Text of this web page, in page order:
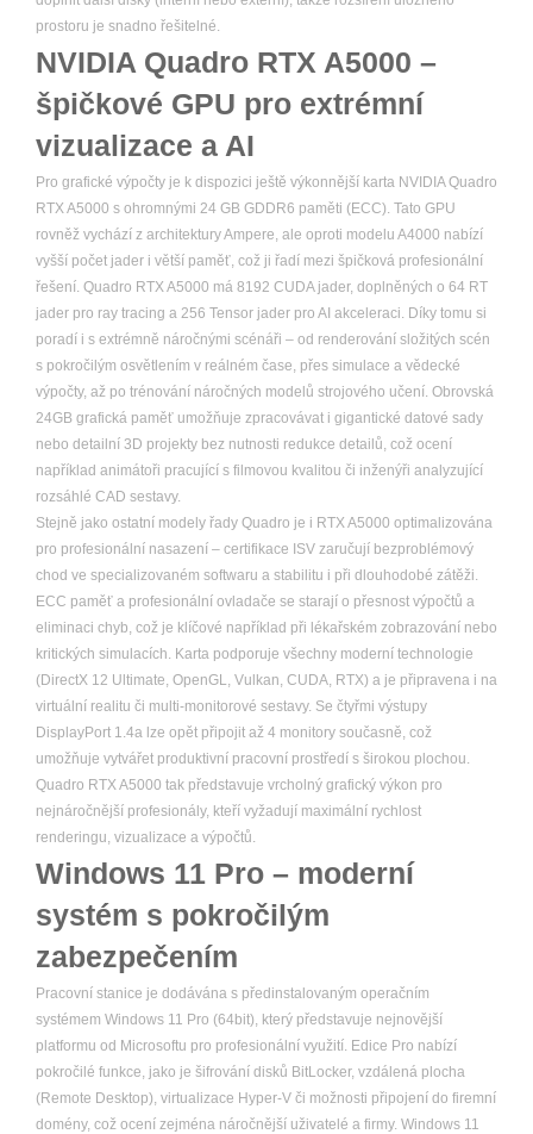
prostoru je snadno řešitelné.
NVIDIA Quadro RTX A5000 –
špičkové GPU pro extrémní
vizualizace a AI
Pro grafické výpočty je k dispozici ještě výkonnější karta NVIDIA Quadro
RTX A5000 s ohromnými 24 GB GDDR6 paměti (ECC). Tato GPU
rovněž vychází z architektury Ampere, ale oproti modelu A4000 nabízí
vyšší počet jader i větší paměť, což ji řadí mezi špičková profesionální
řešení. Quadro RTX A5000 má 8192 CUDA jader, doplněných o 64 RT
jader pro ray tracing a 256 Tensor jader pro AI akceleraci. Díky tomu si
poradí i s extrémně náročnými scénáři – od renderování složitých scén
s pokročilým osvětlením v reálném čase, přes simulace a vědecké
výpočty, až po trénování náročných modelů strojového učení. Obrovská
24GB grafická paměť umožňuje zpracovávat i gigantické datové sady
nebo detailní 3D projekty bez nutnosti redukce detailů, což ocení
například animátoři pracující s filmovou kvalitou či inženýři analyzující
rozsáhlé CAD sestavy.
Stejně jako ostatní modely řady Quadro je i RTX A5000 optimalizována
pro profesionální nasazení – certifikace ISV zaručují bezproblémový
chod ve specializovaném softwaru a stabilitu i při dlouhodobé zátěži.
ECC paměť a profesionální ovladače se starají o přesnost výpočtů a
eliminaci chyb, což je klíčové například při lékařském zobrazování nebo
kritických simulacích. Karta podporuje všechny moderní technologie
(DirectX 12 Ultimate, OpenGL, Vulkan, CUDA, RTX) a je připravena i na
virtuální realitu či multi-monitorové sestavy. Se čtyřmi výstupy
DisplayPort 1.4a lze opět připojit až 4 monitory současně, což
umožňuje vytvářet produktivní pracovní prostředí s širokou plochou.
Quadro RTX A5000 tak představuje vrcholný grafický výkon pro
nejnáročnější profesionály, kteří vyžadují maximální rychlost
renderingu, vizualizace a výpočtů.
Windows 11 Pro – moderní
systém s pokročilým
zabezpečením
Pracovní stanice je dodávána s předinstalovaným operačním
systémem Windows 11 Pro (64bit), který představuje nejnovější
platformu od Microsoftu pro profesionální využití. Edice Pro nabízí
pokročilé funkce, jako je šifrování disků BitLocker, vzdálená plocha
(Remote Desktop), virtualizace Hyper-V či možnosti připojení do firemní
domény, což ocení zejména náročnější uživatelé a firmy. Windows 11